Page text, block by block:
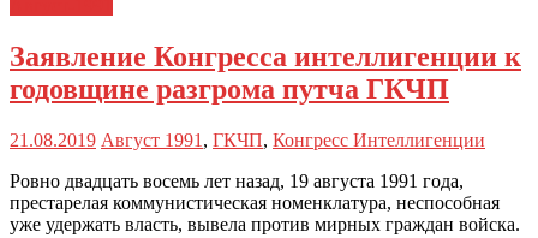
Заявление Конгресса интеллигенции к
годовщине разгрома путча ГКЧП
21.08.2019 Август 1991 , ГКЧП, Конгресс Интеллигенции
Ровно двадцать восемь лет назад, 19 августа 1991 года,
престарелая коммунистическая номенклатура, неспособная
уже удержать власть, вывела против мирных граждан войска.